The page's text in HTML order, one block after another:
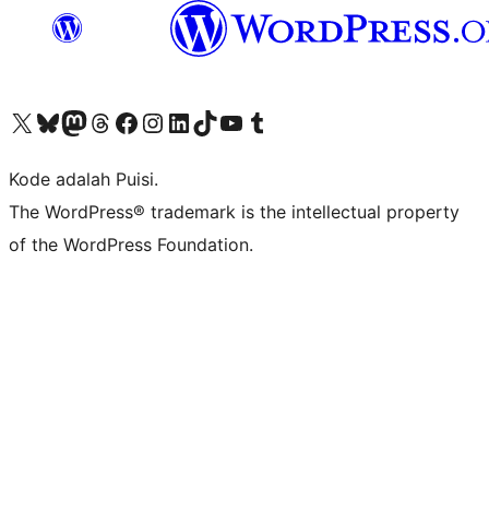
Kunjungi akun X (sebelumnya Twitter) kamiVisit our Bluesky account
Kunjungi akun Mastodon kami
Visit our Threads account
Kunjungi halaman Facebook kamiKunjungi akun Instagram kamiKunjungi akun LinkedIn kami
Visit our TikTok account
Kunjungi channel YouTube kamiVisit our Tumblr account
Kode adalah Puisi.
The WordPress® trademark is the intellectual property
of the WordPress Foundation.